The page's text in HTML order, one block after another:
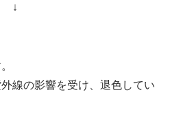
↓
線の影響を受け、退色してい